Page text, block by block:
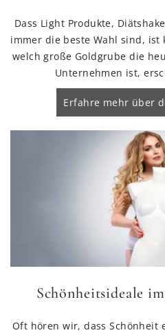
Dass Light Produkte,
immer die beste Wahl sind, ist
welch große Goldgrube die
Unternehmen ist,
Erfahre mehr über
Schönheitsideale
Oft hören wir, dass Schönheit